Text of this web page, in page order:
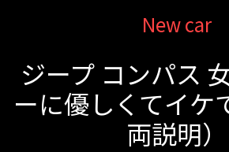
New car
ジープ コンパス
ーに優しくてイケ
両説明）